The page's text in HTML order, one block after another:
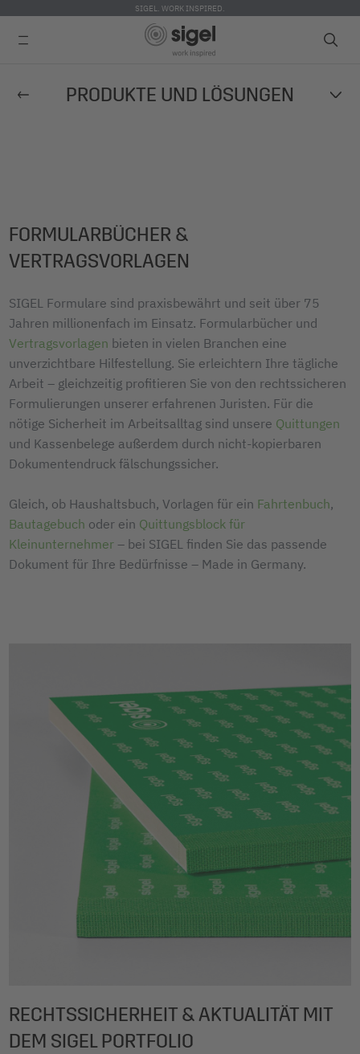
zum
SIGEL. WORK INSPIRED.
PRODUKTE UND LÖSUNGEN
FORMULARBÜCHER &
VERTRAGSVORLAGEN
SIGEL Formulare sind praxisbewährt und seit über 75
Jahren millionenfach im Einsatz. Formularbücher und
Vertragsvorlagen bieten in vielen Branchen eine
unverzichtbare Hilfestellung. Sie erleichtern Ihre tägliche
Arbeit – gleichzeitig profitieren Sie von den rechtssicheren
Formulierungen unserer erfahrenen Juristen. Für die
nötige Sicherheit im Arbeitsalltag sind unsere Quittungen
und Kassenbelege außerdem durch nicht-kopierbaren
Dokumentendruck fälschungssicher.
Gleich, ob Haushaltsbuch, Vorlagen für ein Fahrtenbuch,
Bautagebuch oder ein Quittungsblock für
Kleinunternehmer – bei SIGEL finden Sie das passende
Dokument für Ihre Bedürfnisse – Made in Germany.
RECHTSSICHERHEIT & AKTUALITÄT MIT
DEM SIGEL PORTFOLIO